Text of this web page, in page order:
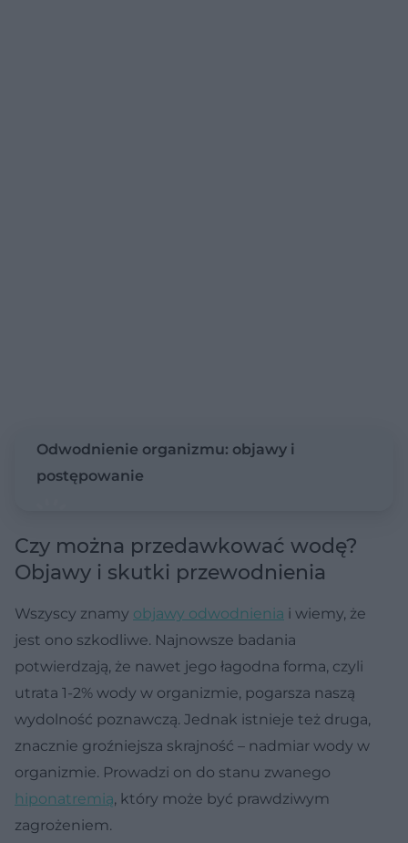
Odwodnienie organizmu: objawy i
postępowanie
Czy można przedawkować wodę?
Objawy i skutki przewodnienia
Wszyscy znamy objawy odwodnienia i wiemy, że
jest ono szkodliwe. Najnowsze badania
potwierdzają, że nawet jego łagodna forma, czyli
utrata 1-2% wody w organizmie, pogarsza naszą
wydolność poznawczą. Jednak istnieje też druga,
znacznie groźniejsza skrajność – nadmiar wody w
organizmie. Prowadzi on do stanu zwanego
hiponatremią, który może być prawdziwym
zagrożeniem.